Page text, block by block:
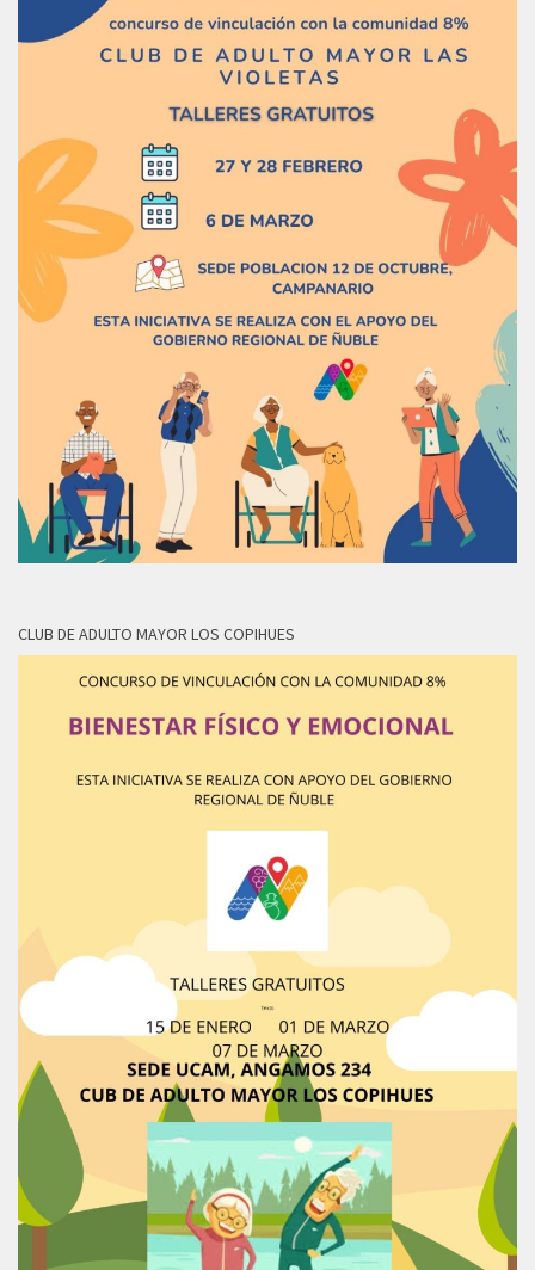
CLUB DE ADULTO MAYOR LOS COPIHUES